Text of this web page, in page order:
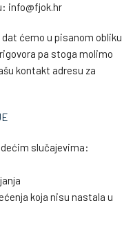
info@fjok.hr
ćemo u pisanom obliku
pa stoga molimo
kontakt adresu za
slučajevima:
koja nisu nastala u